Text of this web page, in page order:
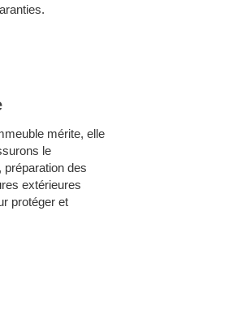
mérite, elle
le
préparation des
extérieures
protéger et